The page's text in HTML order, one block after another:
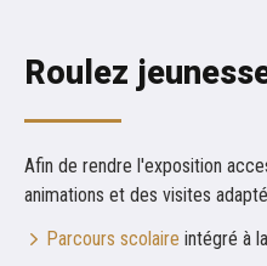
Roulez
Afin de rendre l'exposition
animations et des visites
Parcours scolaire intégré à